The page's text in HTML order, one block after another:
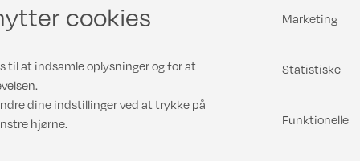
cookies
til at indsamle oplysninger og for at
dine indstillinger ved at trykke på
hjørne.
Marketing
Statistiske
Funktionelle